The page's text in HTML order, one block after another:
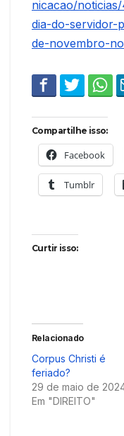
nicacao/
dia-do-servidor-
de-novembro-
Compartilhe isso:
Facebook
Tumblr
Curtir isso:
Relacionado
Corpus Christi é
feriado?
29 de maio de
Em "DIREITO"